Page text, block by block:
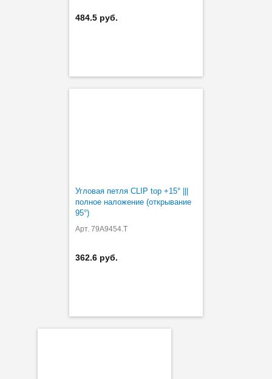
484.5 руб.
Угловая петля CLIP top +15° |||
полное наложение (открывание
95°)
Арт. 79A9454.T
362.6 руб.